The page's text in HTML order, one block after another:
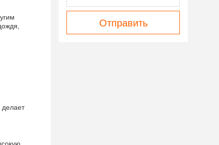
делает
Отправить